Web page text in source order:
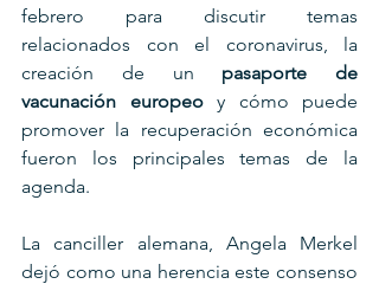
febrero para discutir temas
relacionados con el coronavirus, la
creación de un pasaporte de
vacunación europeo y cómo puede
promover la recuperación económica
fueron los principales temas de la
agenda.
La canciller alemana, Angela Merkel
dejó como una herencia este consenso